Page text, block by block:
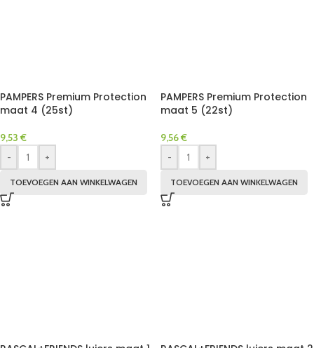
PAMPERS Premium Protection
maat 4 (25st)
9,53 €
-
+
TOEVOEGEN AAN WINKELWAGEN
PAMPERS Premium Protection
maat 5 (22st)
9,56€
-
+
TOEVOEGEN AAN WINKELWAGEN